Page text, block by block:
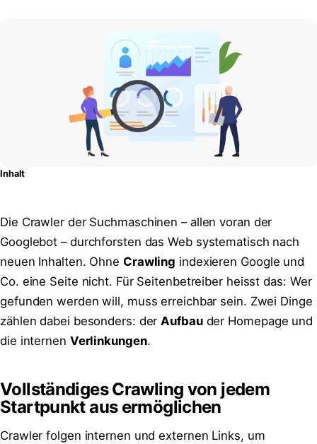
Inhalt
Die Crawler der Suchmaschinen – allen voran der
Googlebot – durchforsten das Web systematisch nach
neuen Inhalten. Ohne Crawling indexieren Google und
Co. eine Seite nicht. Für Seitenbetreiber heisst das: Wer
gefunden werden will, muss erreichbar sein. Zwei Dinge
zählen dabei besonders: derAufbauder Homepage und
die internen Verlinkungen.
Vollständiges Crawling von jedem
Startpunkt aus ermöglichen
Crawler folgen internen und externen Links, um